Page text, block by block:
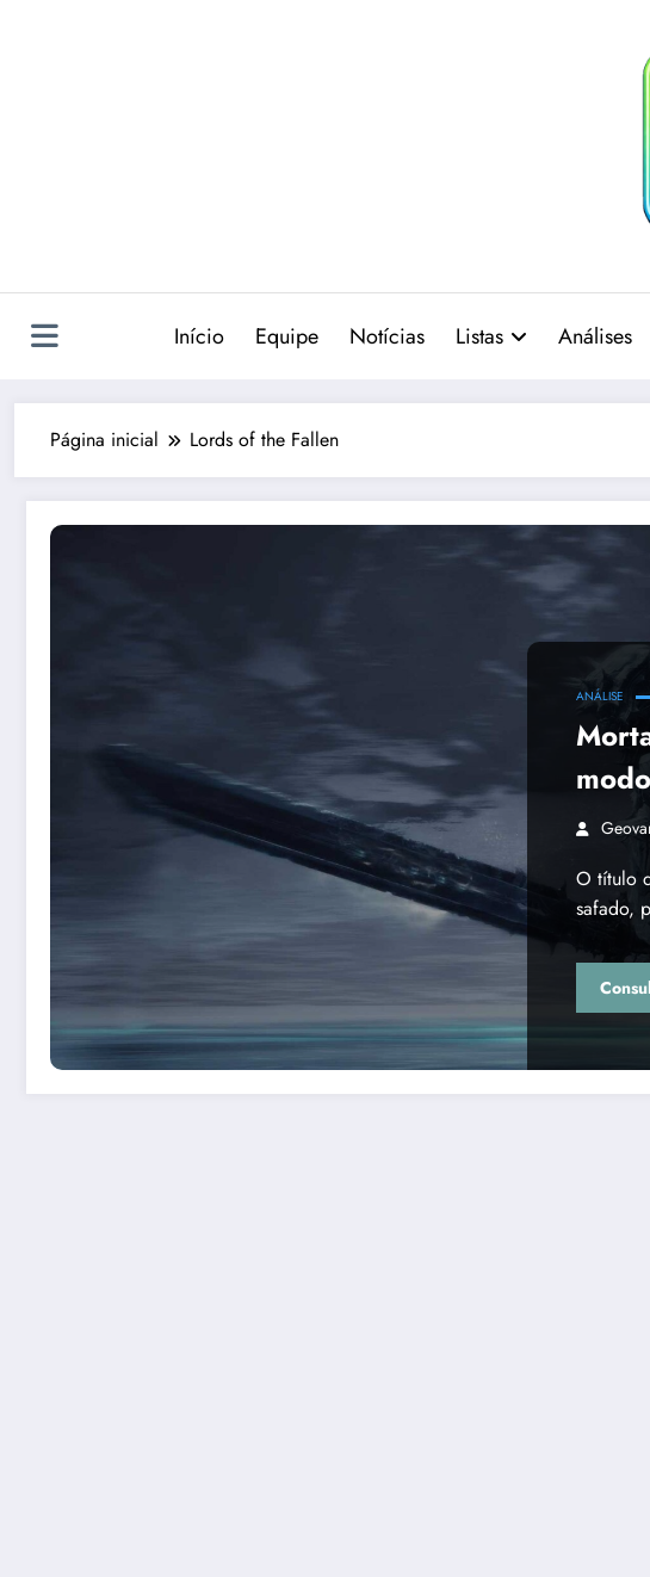
Início Equipe Notícias Listas Análises
Página inicial Lords of the Fallen
ANÁLISE
O título
safado,